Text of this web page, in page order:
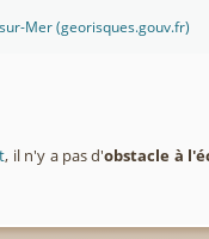
Mer (georisques.gouv.fr)
, il n'y a pas d'obstacle à